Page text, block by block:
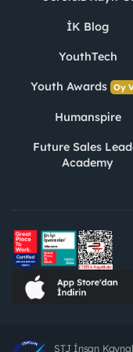
İK Blog
YouthTech
Youth Awards Oy
Humanspire
Future Sales
Academy
STJ İnsan